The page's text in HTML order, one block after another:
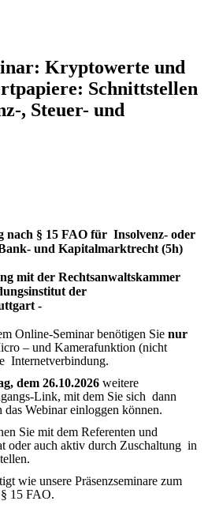
Kryptowerte und
Schnittstellen
, Steuer- und
nach § 15 FAO für Insolvenz- oder
und Kapitalmarktrecht (5h)
mit der Rechtsanwaltskammer
der
-
Online-Seminar benötigen Sie nur
– und Kamerafunktion (nicht
Internetverbindung.
dem 26.10.2026 weitere
Link, mit dem Sie sich dann
Webinar einloggen können.
Sie mit dem Referenten und
oder auch aktiv durch Zuschaltung in
wie unsere Präsenzseminare zum
15 FAO.